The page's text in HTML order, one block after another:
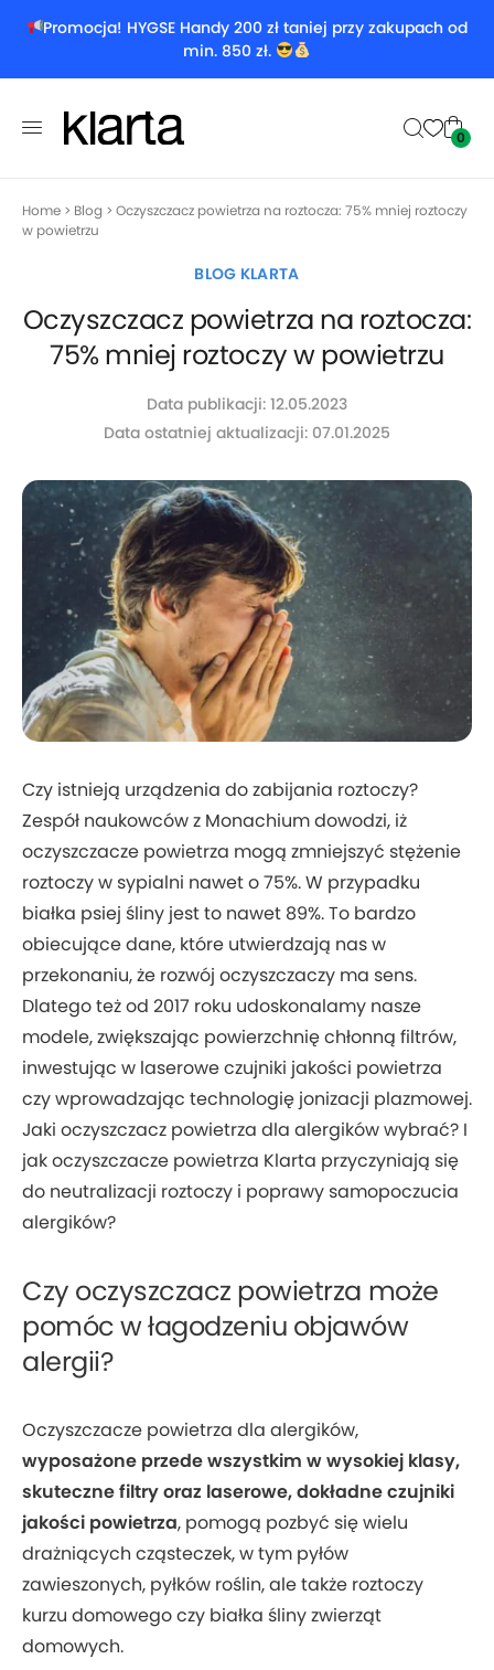
Promocja! HYGSE Handy 200 zł taniej przy zakupach od
min. 850 zł.
0
Home > Blog > Oczyszczacz powietrza na roztocza: 75% mniej roztoczy
w powietrzu
BLOG KLARTA
Oczyszczacz powietrza na roztocza:
75% mniej roztoczy w powietrzu
Data publikacji: 12.05.2023
Data ostatniej aktualizacji: 07.01.2025
Czy istnieją urządzenia do zabijania roztoczy?
Zespół naukowców z Monachium dowodzi, iż
oczyszczacze powietrza mogą zmniejszyć stężenie
roztoczy w sypialni nawet o 75%. W przypadku
białka psiej śliny jest to nawet 89%. To bardzo
obiecujące dane, które utwierdzają nas w
przekonaniu, że rozwój oczyszczaczy ma sens.
Dlatego też od 2017 roku udoskonalamy nasze
modele, zwiększając powierzchnię chłonną filtrów,
inwestując w laserowe czujniki jakości powietrza
czy wprowadzając technologię jonizacji plazmowej.
Jaki oczyszczacz powietrza dla alergików wybrać? I
jak oczyszczacze powietrza Klarta przyczyniają się
do neutralizacji roztoczy i poprawy samopoczucia
alergików?
Czy oczyszczacz powietrza może
pomóc w łagodzeniu objawów
alergii?
Oczyszczacze powietrza dla alergików,
wyposażone przede wszystkim w wysokiej klasy,
skuteczne filtry oraz laserowe, dokładne czujniki
jakości powietrza, pomogą pozbyć się wielu
drażniących cząsteczek, w tym pyłów
zawieszonych, pyłków roślin, ale także roztoczy
kurzu domowego czy białka śliny zwierząt
domowych.